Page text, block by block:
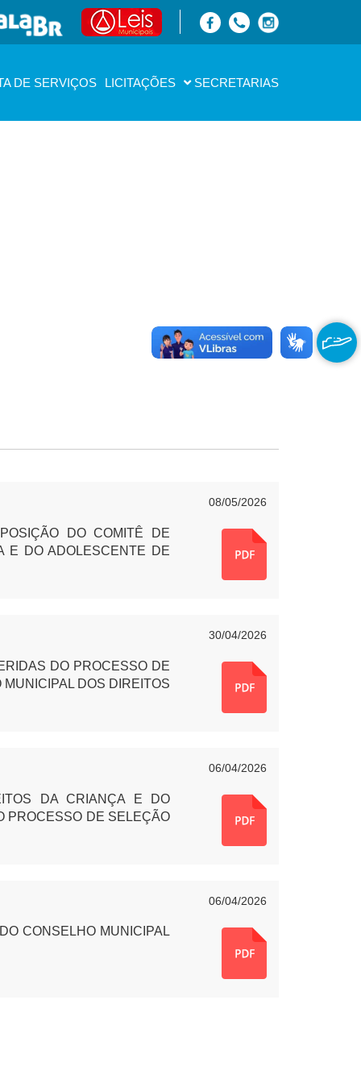
DE SERVIÇOS LICITAÇÕES SECRETARIAS
08/05/2026
DOCOMITÊ DE
E DO ADOLESCENTE DE
30/04/2026
DO PROCESSO DE
DOS DIREITOS
06/04/2026
DA CRIANÇA E DO
PROCESSO DE SELEÇÃO
06/04/2026
CONSELHO MUNICIPAL